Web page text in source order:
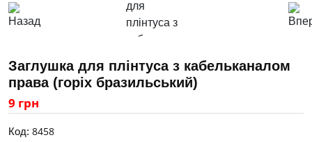
Заглушка для плінтуса з кабельканалом
права (горіх бразильський)
9 грн
Код: 8458